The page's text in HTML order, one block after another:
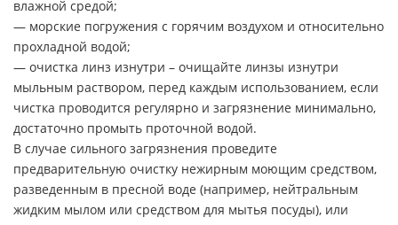
влажной средой;
— морские погружения с горячим воздухом и относительно
прохладной водой;
— очистка линз изнутри – очищайте линзы изнутри
мыльным раствором, перед каждым использованием, если
чистка проводится регулярно и загрязнение минимально,
достаточно промыть проточной водой.
В случае сильного загрязнения проведите
предварительную очистку нежирным моющим средством,
разведенным в пресной воде (например, нейтральным
жидким мылом или средством для мытья посуды), или